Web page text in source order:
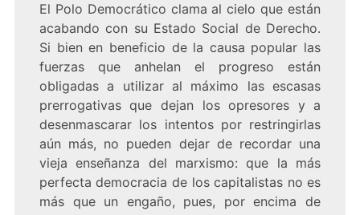
El Polo Democrático clama al cielo que están
acabando con su Estado Social de Derecho.
Si bien en beneficio de la causa popular las
fuerzas que anhelan el progreso están
obligadas a utilizar al máximo las escasas
prerrogativas que dejan los opresores y a
desenmascarar los intentos por restringirlas
aún más, no pueden dejar de recordar una
vieja enseñanza del marxismo: que la más
perfecta democracia de los capitalistas no es
más que un engaño, pues, por encima de